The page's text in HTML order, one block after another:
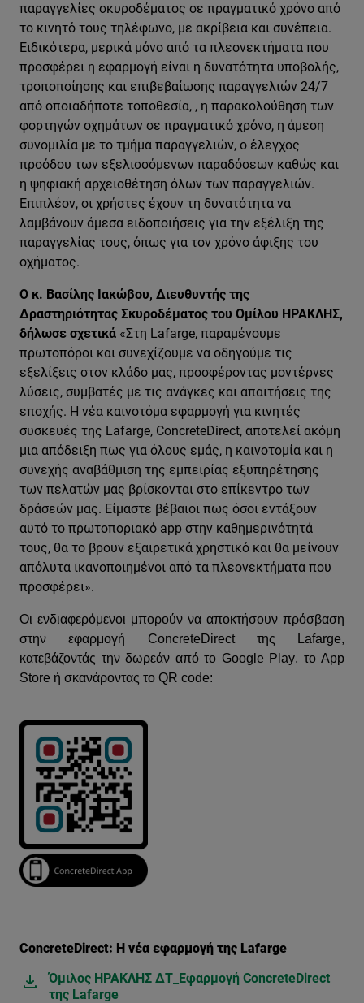
παραγγελίες σκυροδέματος σε πραγματικό χρόνο από
το κινητό τους τηλέφωνο, με ακρίβεια και συνέπεια.
Ειδικότερα, μερικά μόνο από τα πλεονεκτήματα που
προσφέρει η εφαρμογή είναι η δυνατότητα υποβολής,
τροποποίησης και επιβεβαίωσης παραγγελιών 24/7
από οποιαδήποτε τοποθεσία, , η παρακολούθηση των
φορτηγών οχημάτων σε πραγματικό χρόνο, η άμεση
συνομιλία με το τμήμα παραγγελιών, ο έλεγχος
προόδου των εξελισσόμενων παραδόσεων καθώς και
η ψηφιακή αρχειοθέτηση όλων των παραγγελιών.
Επιπλέον, οι χρήστες έχουν τη δυνατότητα να
λαμβάνουν άμεσα ειδοποιήσεις για την εξέλιξη της
παραγγελίας τους, όπως για τον χρόνο άφιξης του
οχήματος.
Ο κ. Βασίλης Ιακώβου, Διευθυντής της
Δραστηριότητας Σκυροδέματος του Ομίλου ΗΡΑΚΛΗΣ,
δήλωσε σχετικά «Στη Lafarge, παραμένουμε
πρωτοπόροι και συνεχίζουμε να οδηγούμε τις
εξελίξεις στον κλάδο μας, προσφέροντας μοντέρνες
λύσεις, συμβατές με τις ανάγκες και απαιτήσεις της
εποχής. Η νέα καινοτόμα εφαρμογή για κινητές
συσκευές της Lafarge, ConcreteDirect, αποτελεί ακόμη
μια απόδειξη πως για όλους εμάς, η καινοτομία και η
συνεχής αναβάθμιση της εμπειρίας εξυπηρέτησης
των πελατών μας βρίσκονται στο επίκεντρο των
δράσεών μας. Είμαστε βέβαιοι πως όσοι εντάξουν
αυτό το πρωτοποριακό app στην καθημερινότητά
τους, θα το βρουν εξαιρετικά χρηστικό και θα μείνουν
απόλυτα ικανοποιημένοι από τα πλεονεκτήματα που
προσφέρει».
Oι ενδιαφερόμενοι μπορούν να αποκτήσουν πρόσβαση
στην εφαρμογή ConcreteDirect της Lafarge,
κατεβάζοντάς την δωρεάν από το Google Play, το App
Store ή σκανάροντας το QR code:
ConcreteDirect: H νέα εφαρμογή της Lafarge
Όμιλος ΗΡΑΚΛΗΣ ΔΤ_Εφαρμογή ConcreteDirect
της Lafarge